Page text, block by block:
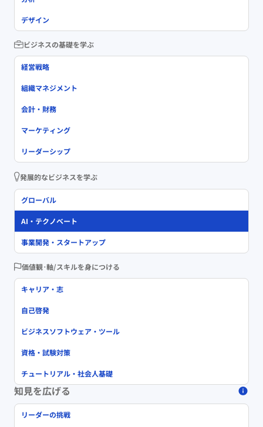
デザイン
ビジネスの基礎を学ぶ
経営戦略
組織マネジメント
会計・財務
マーケティング
リーダーシップ
発展的なビジネスを学ぶ
グローバル
AI・テクノベート
事業開発・スタートアップ
価値観･軸/スキルを身につける
キャリア・志
自己啓発
ビジネスソフトウェア・ツール
資格・試験対策
チュートリアル・社会人基礎
知見を広げる
リーダーの挑戦